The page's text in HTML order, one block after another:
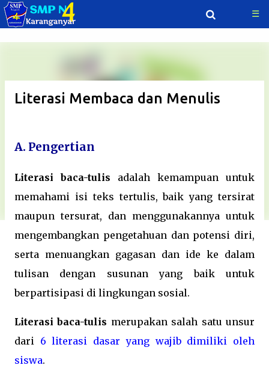
☰
Literasi Membaca dan Menulis
A. Pengertian
Literasi baca-tulis adalah kemampuan untuk
memahami isi teks tertulis, baik yang tersirat
maupun tersurat, dan menggunakannya untuk
mengembangkan pengetahuan dan potensi diri,
serta menuangkan gagasan dan ide ke dalam
tulisan dengan susunan yang baik untuk
berpartisipasi di lingkungan sosial.
Literasi baca-tulis merupakan salah satu unsur
dari 6 literasi dasar yang wajib dimiliki oleh
siswa.